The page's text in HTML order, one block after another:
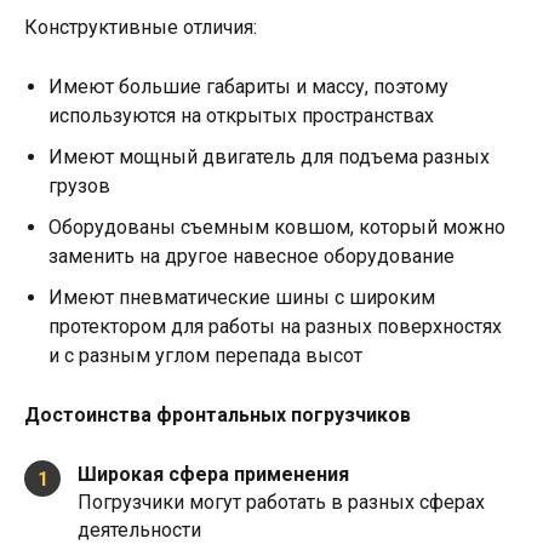
Конструктивные отличия:
Имеют большие габариты и массу, поэтому
используются на открытых пространствах
Имеют мощный двигатель для подъема разных
грузов
Оборудованы съемным ковшом, который можно
заменить на другое навесное оборудование
Имеют пневматические шины с широким
протектором для работы на разных поверхностях
и с разным углом перепада высот
Достоинства фронтальных погрузчиков
1
Широкая сфера применения
Погрузчики могут работать в разных сферах
деятельности